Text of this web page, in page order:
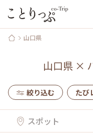
山口県
山口県×
絞り込む たび
スポット